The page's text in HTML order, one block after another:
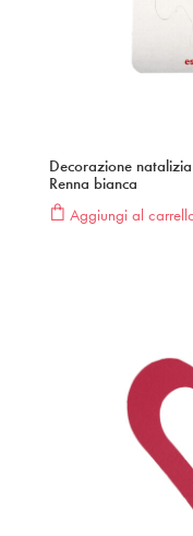
Decorazione
Renna bianca
Aggiungi al